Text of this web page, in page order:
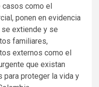
casos como el
ponen en evidencia
se extiende y se
familiares,
externos como el
que existan
proteger la vida y